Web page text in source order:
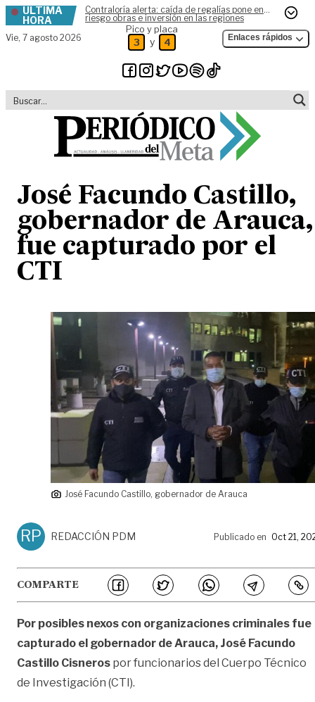
Skip to content
ÚLTIMA
HORA
Contraloría alerta: caída de regalías pone en
riesgo obras e inversión en las regiones
Vie, 7 agosto 2026
Pico y placa
3 y 4 Enlaces rápidos
José Facundo Castillo,
gobernador de Arauca,
fue capturado por el
CTI
José Facundo Castillo, gobernador de Arauca
RP REDACCIÓN PDM Publicado en Oct 21,
COMPARTE
Por posibles nexos con organizaciones criminales fue
capturado el gobernador de Arauca, José Facundo
Castillo Cisneros por funcionarios del Cuerpo Técnico
de Investigación (CTI).